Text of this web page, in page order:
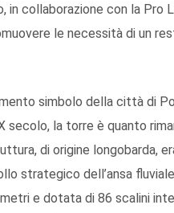
collaborazione con la Pro
le necessità di un
simbolo della città di
la torre è quanto
di origine longobarda,
strategico dell’ansa
e dotata di 86 scalini